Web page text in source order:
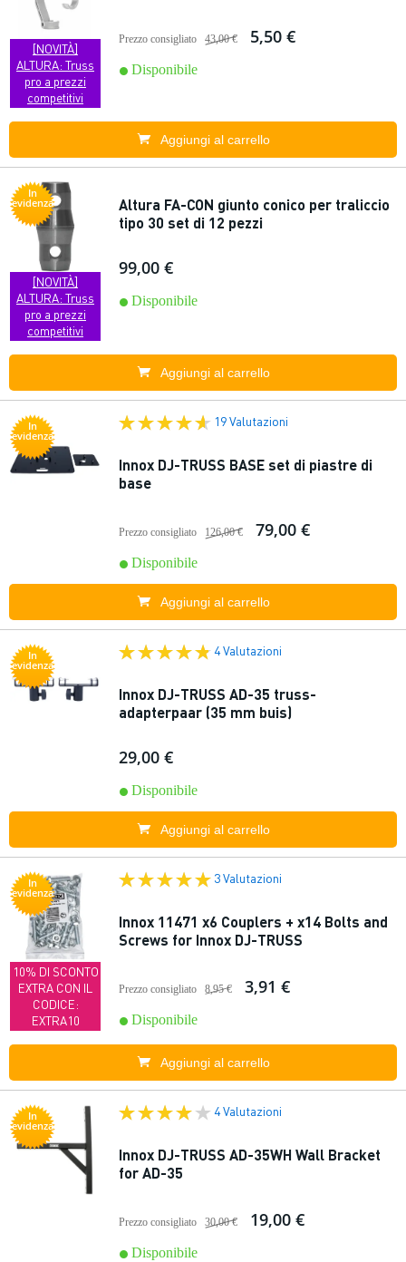
[NOVITÀ]
ALTURA: Truss
pro a prezzi
competitivi
Prezzo consigliato 43,00 € 5,50 €
Disponibile
Aggiungi al carrello
In
evidenza
[NOVITÀ]
ALTURA: Truss
pro a prezzi
competitivi
Altura FA-CON giunto conico per traliccio
tipo 30 set di 12 pezzi
99,00 €
Disponibile
Aggiungi al carrello
In
evidenza
19 Valutazioni
Innox DJ-TRUSS BASE set di piastre di
base
Prezzo consigliato 126,00 € 79,00 €
Disponibile
Aggiungi al carrello
In
evidenza
4 Valutazioni
Innox DJ-TRUSS AD-35 truss-
adapterpaar (35 mm buis)
29,00 €
Disponibile
Aggiungi al carrello
In
evidenza
10% DI SCONTO
EXTRA CON IL
CODICE:
EXTRA10
3 Valutazioni
Innox 11471 x6 Couplers + x14 Bolts and
Screws for Innox DJ-TRUSS
Prezzo consigliato 8,95 € 3,91 €
Disponibile
Aggiungi al carrello
In
evidenza
4 Valutazioni
Innox DJ-TRUSS AD-35WH Wall Bracket
for AD-35
Prezzo consigliato 30,00 € 19,00 €
Disponibile